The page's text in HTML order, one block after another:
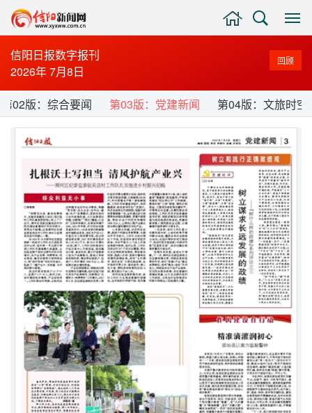
显
示
与
隐
侧
边
栏
搜
索
主
页
信阳日报数字报刊
2026年 7月8日
回顾
第02版：综合要闻 第03版：党建新闻 第04版：文旅时空